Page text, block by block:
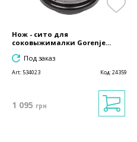
Нож - сито для
соковыжималки Gorenje...
Под заказ
Art:534023 Код:24359
1 095 грн